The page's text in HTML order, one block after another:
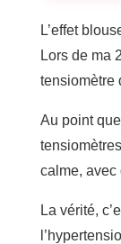
L’effet
Lors de ma
tensiomètre
Au point
calme, avec
La vérité,